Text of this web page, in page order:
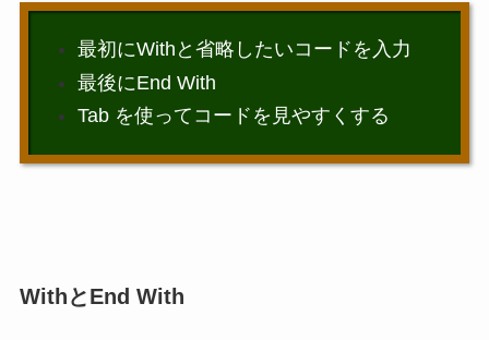
最初にWithと省略したいコードを入力
最後にEnd With
Tab を使ってコードを見やすくする
WithとEnd With